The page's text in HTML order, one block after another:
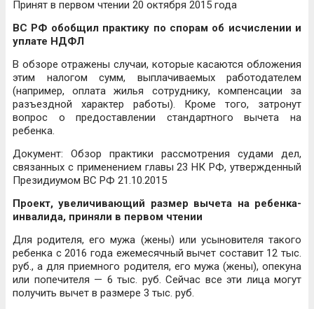
Принят в первом чтении 20 октября 2015 года
ВС РФ обобщил практику по спорам об исчислении и
уплате НДФЛ
В обзоре отражены случаи, которые касаются обложения
этим налогом сумм, выплачиваемых работодателем
(например, оплата жилья сотруднику, компенсации за
разъездной характер работы). Кроме того, затронут
вопрос о предоставлении стандартного вычета на
ребенка.
Документ: Обзор практики рассмотрения судами дел,
связанных с применением главы 23 НК РФ, утвержденный
Президиумом ВС РФ 21.10.2015
Проект, увеличивающий размер вычета на ребенка-
инвалида, приняли в первом чтении
Для родителя, его мужа (жены) или усыновителя такого
ребенка с 2016 года ежемесячный вычет составит 12 тыс.
руб., а для приемного родителя, его мужа (жены), опекуна
или попечителя — 6 тыс. руб. Сейчас все эти лица могут
получить вычет в размере 3 тыс. руб.